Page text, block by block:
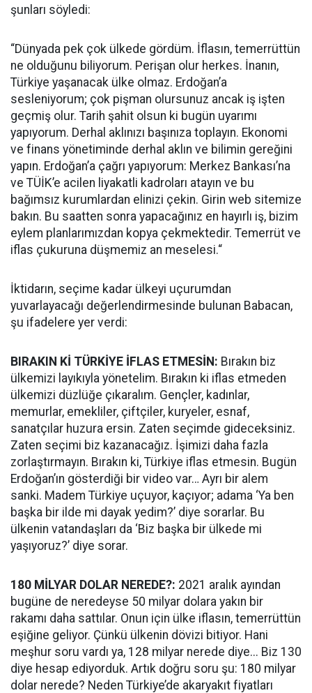
şunları söyledi:
“Dünyada pek çok ülkede gördüm. İflasın, temerrüttün
ne olduğunu biliyorum. Perişan olur herkes. İnanın,
Türkiye yaşanacak ülke olmaz. Erdoğan’a
sesleniyorum; çok pişman olursunuz ancak iş işten
geçmiş olur. Tarih şahit olsun ki bugün uyarımı
yapıyorum. Derhal aklınızı başınıza toplayın. Ekonomi
ve finans yönetiminde derhal aklın ve bilimin gereğini
yapın. Erdoğan’a çağrı yapıyorum: Merkez Bankası’na
ve TÜİK’e acilen liyakatli kadroları atayın ve bu
bağımsız kurumlardan elinizi çekin. Girin web sitemize
bakın. Bu saatten sonra yapacağınız en hayırlı iş, bizim
eylem planlarımızdan kopya çekmektedir. Temerrüt ve
iflas çukuruna düşmemiz an meselesi.“
İktidarın, seçime kadar ülkeyi uçurumdan
yuvarlayacağı değerlendirmesinde bulunan Babacan,
şu ifadelere yer verdi:
BIRAKIN Kİ TÜRKİYE İFLAS ETMESİN: Bırakın biz
ülkemizi layıkıyla yönetelim. Bırakın ki iflas etmeden
ülkemizi düzlüğe çıkaralım. Gençler, kadınlar,
memurlar, emekliler, çiftçiler, kuryeler, esnaf,
sanatçılar huzura ersin. Zaten seçimde gideceksiniz.
Zaten seçimi biz kazanacağız. İşimizi daha fazla
zorlaştırmayın. Bırakın ki, Türkiye iflas etmesin. Bugün
Erdoğan’ın gösterdiği bir video var… Ayrı bir alem
sanki. Madem Türkiye uçuyor, kaçıyor; adama ‘Ya ben
başka bir ilde mi dayak yedim?’ diye sorarlar. Bu
ülkenin vatandaşları da ‘Biz başka bir ülkede mi
yaşıyoruz?’ diye sorar.
180 MİLYAR DOLAR NEREDE?: 2021 aralık ayından
bugüne de neredeyse 50 milyar dolara yakın bir
rakamı daha sattılar. Onun için ülke iflasın, temerrüttün
eşiğine geliyor. Çünkü ülkenin dövizi bitiyor. Hani
meşhur soru vardı ya, 128 milyar nerede diye... Biz 130
diye hesap ediyorduk. Artık doğru soru şu: 180 milyar
dolar nerede? Neden Türkiye’de akaryakıt fiyatları